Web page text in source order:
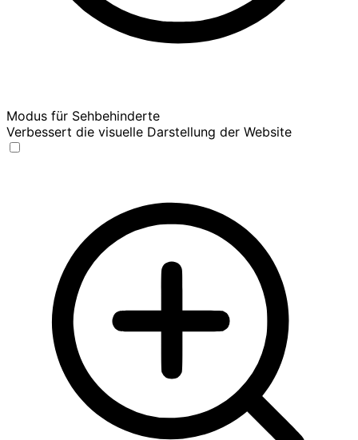
Modus für Sehbehinderte
Verbessert die visuelle Darstellung der Website